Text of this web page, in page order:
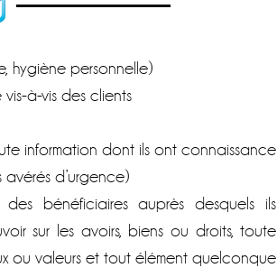
hygiène personnelle)
à-vis des clients
information dont ils ont connaissance
d’urgence)
bénéficiaires auprès desquels ils
sur les avoirs, biens ou droits, toute
valeurs et tout élément quelconque